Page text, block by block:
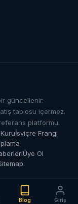
güncellenir.
tablosu içermez.
platformu.
İsviçre Frangı
Üye Ol
Blog Giriş